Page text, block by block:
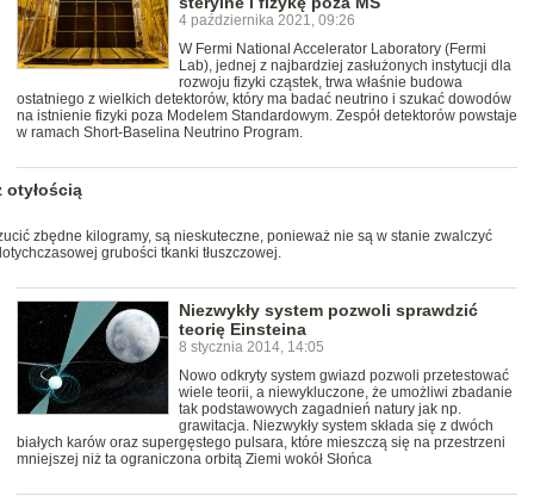
4 października 2021, 09:26
W Fermi National Accelerator Laboratory (Fermi
Lab), jednej z najbardziej zasłużonych instytucji dla
rozwoju fizyki cząstek, trwa właśnie budowa
ostatniego z wielkich detektorów, który ma badać neutrino i szukać dowodów
na istnienie fizyki poza Modelem Standardowym. Zespół detektorów powstaje
w ramach Short-Baselina Neutrino Program.
otyłością
zbędne kilogramy, są nieskuteczne, ponieważ nie są w stanie zwalczyć
grubości tkanki tłuszczowej.
Niezwykły system pozwoli sprawdzić
teorię Einsteina
8 stycznia 2014, 14:05
Nowo odkryty system gwiazd pozwoli przetestować
wiele teorii, a niewykluczone, że umożliwi zbadanie
tak podstawowych zagadnień natury jak np.
grawitacja. Niezwykły system składa się z dwóch
białych karów oraz supergęstego pulsara, które mieszczą się na przestrzeni
mniejszej niż ta ograniczona orbitą Ziemi wokół Słońca